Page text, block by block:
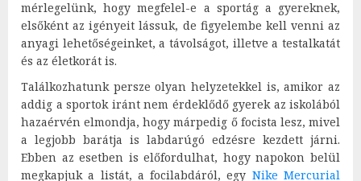
mérlegelünk, hogy megfelel-e a sportág a gyereknek,
elsőként az igényeit lássuk, de figyelembe kell venni az
anyagi lehetőségeinket, a távolságot, illetve a testalkatát
és az életkorát is.
Találkozhatunk persze olyan helyzetekkel is, amikor az
addig a sportok iránt nem érdeklődő gyerek az iskolából
hazaérvén elmondja, hogy márpedig ő focista lesz, mivel
a legjobb barátja is labdarúgó edzésre kezdett járni.
Ebben az esetben is előfordulhat, hogy napokon belül
megkapjuk a listát, a focilabdáról, egy Nike Mercurial